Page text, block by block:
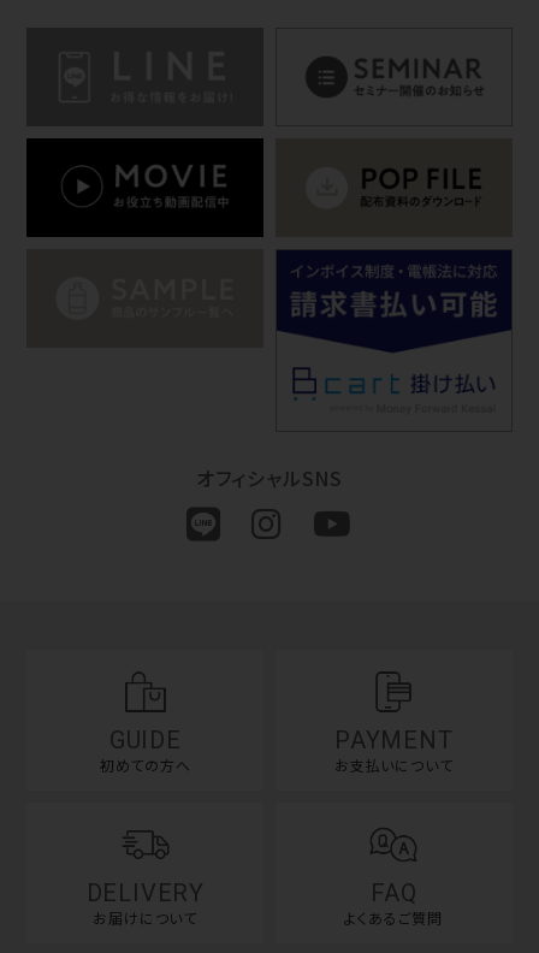
オフィシャルSNS
GUIDE
初めての方へ
PAYMENT
お支払いについて
DELIVERY
お届けについて
FAQ
よくあるご質問